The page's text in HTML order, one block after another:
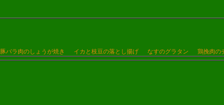
豚バラ肉のしょうが焼き イカと枝豆の落とし揚げ なすのグラタン 鶏挽肉の